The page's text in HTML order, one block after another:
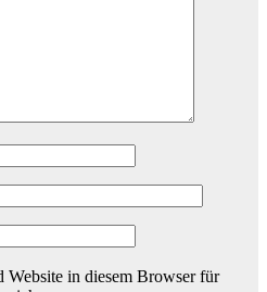
in diesem Browser für